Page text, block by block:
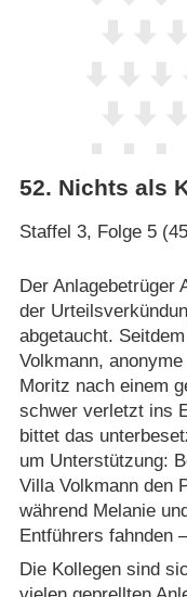
52. Nichts als
Staffel 3, Folge 5
Der Anlagebetrüger
der
abgetaucht.
Volkmann,
Moritz nach einem
schwer verletzt ins
bittet das
um Unterstützung:
Villa Volkmann den
während Melanie
Entführers fahnden
Die Kollegen sind